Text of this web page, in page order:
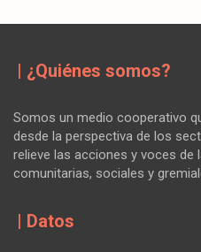
| ¿Quiénes somos?
Somos un medio cooperativo
desde la perspectiva de los
relieve las acciones y voces de
comunitarias, sociales y
| Datos